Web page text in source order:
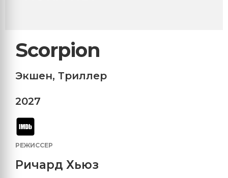
Scorpion
Экшен, Триллер
2027
РЕЖИССЕР
Ричард Хьюз